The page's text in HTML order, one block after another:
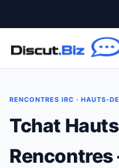
RENCONTRES IRC · HAUTS-
Tchat